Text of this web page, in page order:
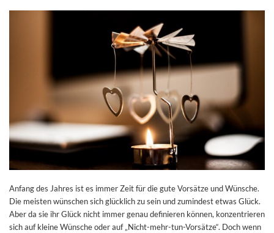
Anfang des Jahres ist es immer Zeit für die gute Vorsätze und Wünsche.
Die meisten wünschen sich glücklich zu sein und zumindest etwas Glück.
Aber da sie ihr Glück nicht immer genau definieren können, konzentrieren
sich auf kleine Wünsche oder auf „Nicht-mehr-tun-Vorsätze“. Doch wenn